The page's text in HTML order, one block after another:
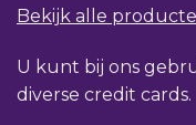
Bekijk alle
U kunt bij ons
diverse credit cards.